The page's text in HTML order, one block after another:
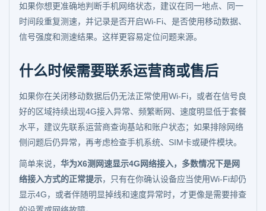
如果你想更准确地判断手机网络状态，建议在同一地点、同一
时间段重复测速，并记录是否开启Wi-Fi、是否使用移动数据、
信号强度和测速结果。这样更容易定位问题来源。
什么时候需要联系运营商或售后
如果你在关闭移动数据后仍无法正常使用Wi-Fi，或者在信号良
好的区域持续出现4G接入异常、频繁断网、速度明显低于套餐
水平，建议先联系运营商查询基站和账户状态；如果排除网络
侧问题后仍异常，再考虑检查手机系统、SIM卡或硬件模块。
简单来说， 华为X6测网速显示4G网络接入，多数情况下是网
络接入方式的正常提示，只有在你确认设备应当使用Wi-Fi却仍
显示4G，或者伴随明显掉线和速度异常时，才更像是需要排查